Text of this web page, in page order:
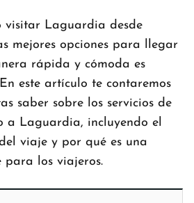
visitar Laguardia desde
mejores opciones para llegar
rápida y cómoda es
este artículo te contaremos
saber sobre los servicios de
a Laguardia, incluyendo el
viaje y por qué es una
para los viajeros.